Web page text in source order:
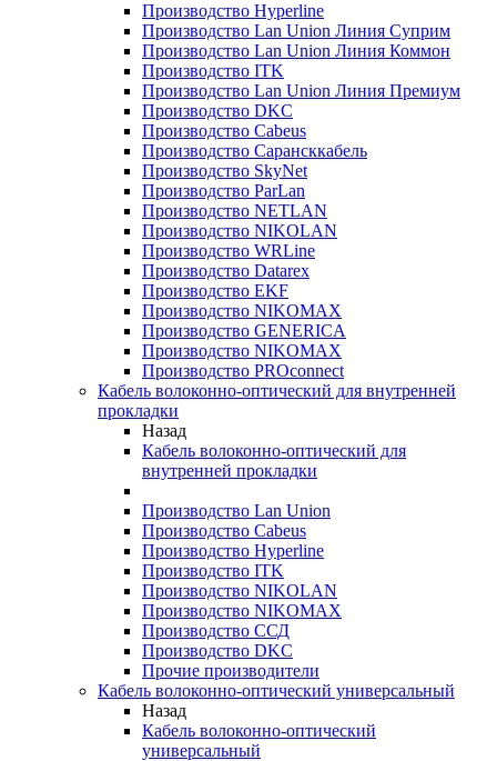
Производство Hyperline
Производство Lan Union Линия Суприм
Производство Lan Union Линия Коммон
Производство ITK
Производство Lan Union Линия Премиум
Производство DKC
Производство Cabeus
Производство Сарансккабель
Производство SkyNet
Производство ParLan
Производство NETLAN
Производство NIKOLAN
Производство WRLine
Производство Datarex
Производство EKF
Производство NIKOMAX
Производство GENERICA
Производство NIKOMAX
Производство PROconnect
Кабель волоконно-оптический для внутренней
прокладки
Назад
Кабель волоконно-оптический для
внутренней прокладки
Производство Lan Union
Производство Cabeus
Производство Hyperline
Производство ITK
Производство NIKOLAN
Производство NIKOMAX
Производство ССД
Производство DKC
Прочие производители
Кабель волоконно-оптический универсальный
Назад
Кабель волоконно-оптический
универсальный